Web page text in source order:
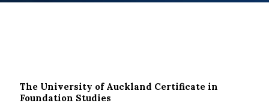
The University of Auckland Certificate in
Foundation Studies